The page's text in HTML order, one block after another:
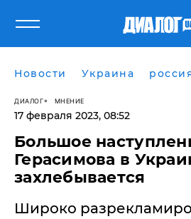
Новости Украина
ДИАЛОГ МНЕНИЕ
17 февраля 2023, 08:52
Большое
Герасимова в
захлебывается
​Широко